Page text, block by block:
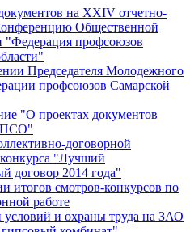
на XXIV отчетно-
Общественной
"Федерация профсоюзов
Председателя Молодежного
профсоюзов Самарской
"О проектах документов
договорной
"Лучший
договор 2014 года"
итогов смотров-конкурсов по
работе
условий и охраны труда на ЗАО